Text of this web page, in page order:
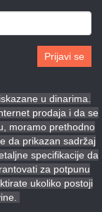
Prijavi se
u dinarima.
prodaja i da se
moramo prethodno
da prikazan sadržaj
specifikacije da
za potpunu
ukoliko postoji